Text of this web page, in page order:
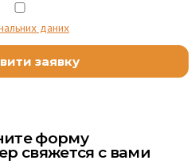
даних
форму
свяжется с вами